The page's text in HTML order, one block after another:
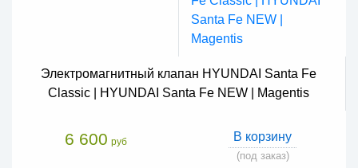
Электромагнитный клапан HYUNDAI Santa Fe
Classic | HYUNDAI Santa Fe NEW | Magentis
6 600 руб В корзину
(под заказ)